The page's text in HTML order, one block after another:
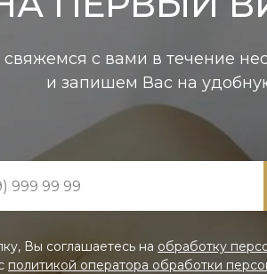
с вами в течение
и запишем Вас на
Вы соглашаетесь на обработку
политикой оператора обработки